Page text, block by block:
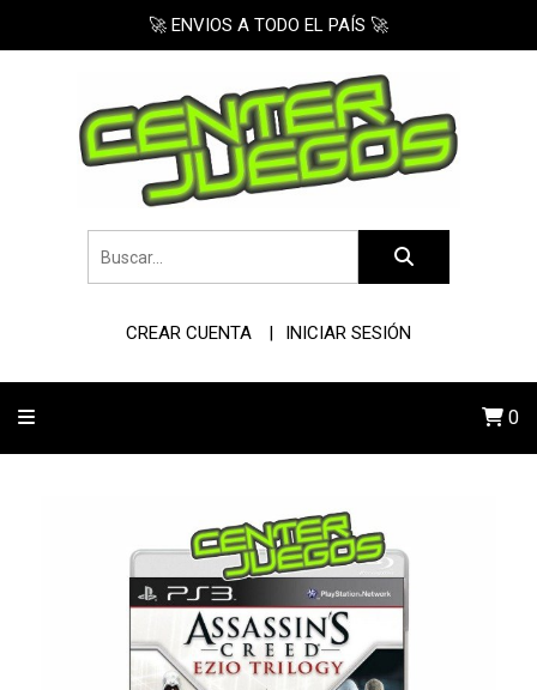
🚀 ENVIOS A TODO EL PAÍS 🚀
CREAR CUENTA INICIAR SESIÓN
0